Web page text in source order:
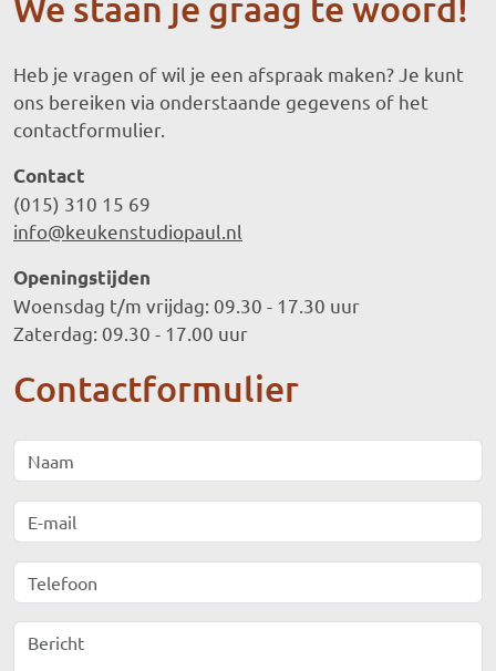
Heb je vragen of wil je een afspraak maken? Je kunt
ons bereiken via onderstaande gegevens of het
contactformulier.
Contact
(015) 310 15 69
info@keukenstudiopaul.nl
Openingstijden
Woensdag t/m vrijdag: 09.30 - 17.30 uur
Zaterdag: 09.30 - 17.00 uur
Contactformulier
Naam
E-mail
Telefoon
Bericht